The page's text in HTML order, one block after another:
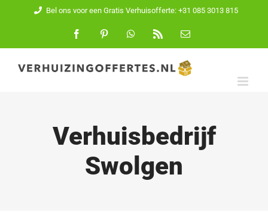
inhoud
Bel ons voor een Gratis Verhuisofferte: +31 085 3013 815
FacebookPinterest WhatsApp
E-
Verhuisbedrijf
Swolgen